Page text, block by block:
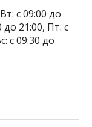
с 09:00 до
до 21:00, Пт: с
с 09:30 до